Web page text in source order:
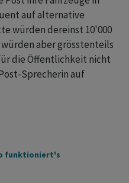
auf alternative
würden dereinst 10'000
aber grösstenteils
die Öffentlichkeit nicht
Sprecherin auf
funktioniert's